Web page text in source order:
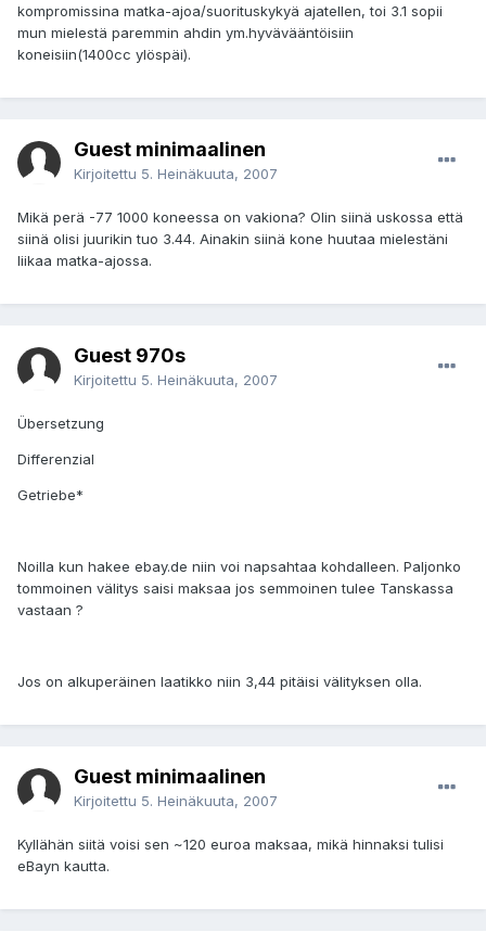
kompromissina matka-ajoa/suorituskykyä ajatellen, toi 3.1 sopii
mun mielestä paremmin ahdin ym.hyvävääntöisiin
koneisiin(1400cc ylöspäi).
Guest minimaalinen
Kirjoitettu 5. Heinäkuuta, 2007
Mikä perä -77 1000 koneessa on vakiona? Olin siinä uskossa että
siinä olisi juurikin tuo 3.44. Ainakin siinä kone huutaa mielestäni
liikaa matka-ajossa.
Guest 970s
Kirjoitettu 5. Heinäkuuta, 2007
Übersetzung
Differenzial
Getriebe*
Noilla kun hakee ebay.de niin voi napsahtaa kohdalleen. Paljonko
tommoinen välitys saisi maksaa jos semmoinen tulee Tanskassa
vastaan ?
Jos on alkuperäinen laatikko niin 3,44 pitäisi välityksen olla.
Guest minimaalinen
Kirjoitettu 5. Heinäkuuta, 2007
Kyllähän siitä voisi sen ~120 euroa maksaa, mikä hinnaksi tulisi
eBayn kautta.